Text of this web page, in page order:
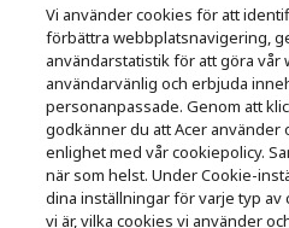
© 2026 Acer Inc.
CPYou BV är auktoriserad
produkter och tjänster som
Vi använder cookies för att
förbättra webbplatsnavigering,
användarstatistik för att göra vår
användarvänlig och erbjuda
personanpassade. Genom att
godkänner du att Acer använder
enlighet med vår cookiepolicy.
när som helst. Under Cookie-
dina inställningar för varje typ av
vi är, vilka cookies vi använder